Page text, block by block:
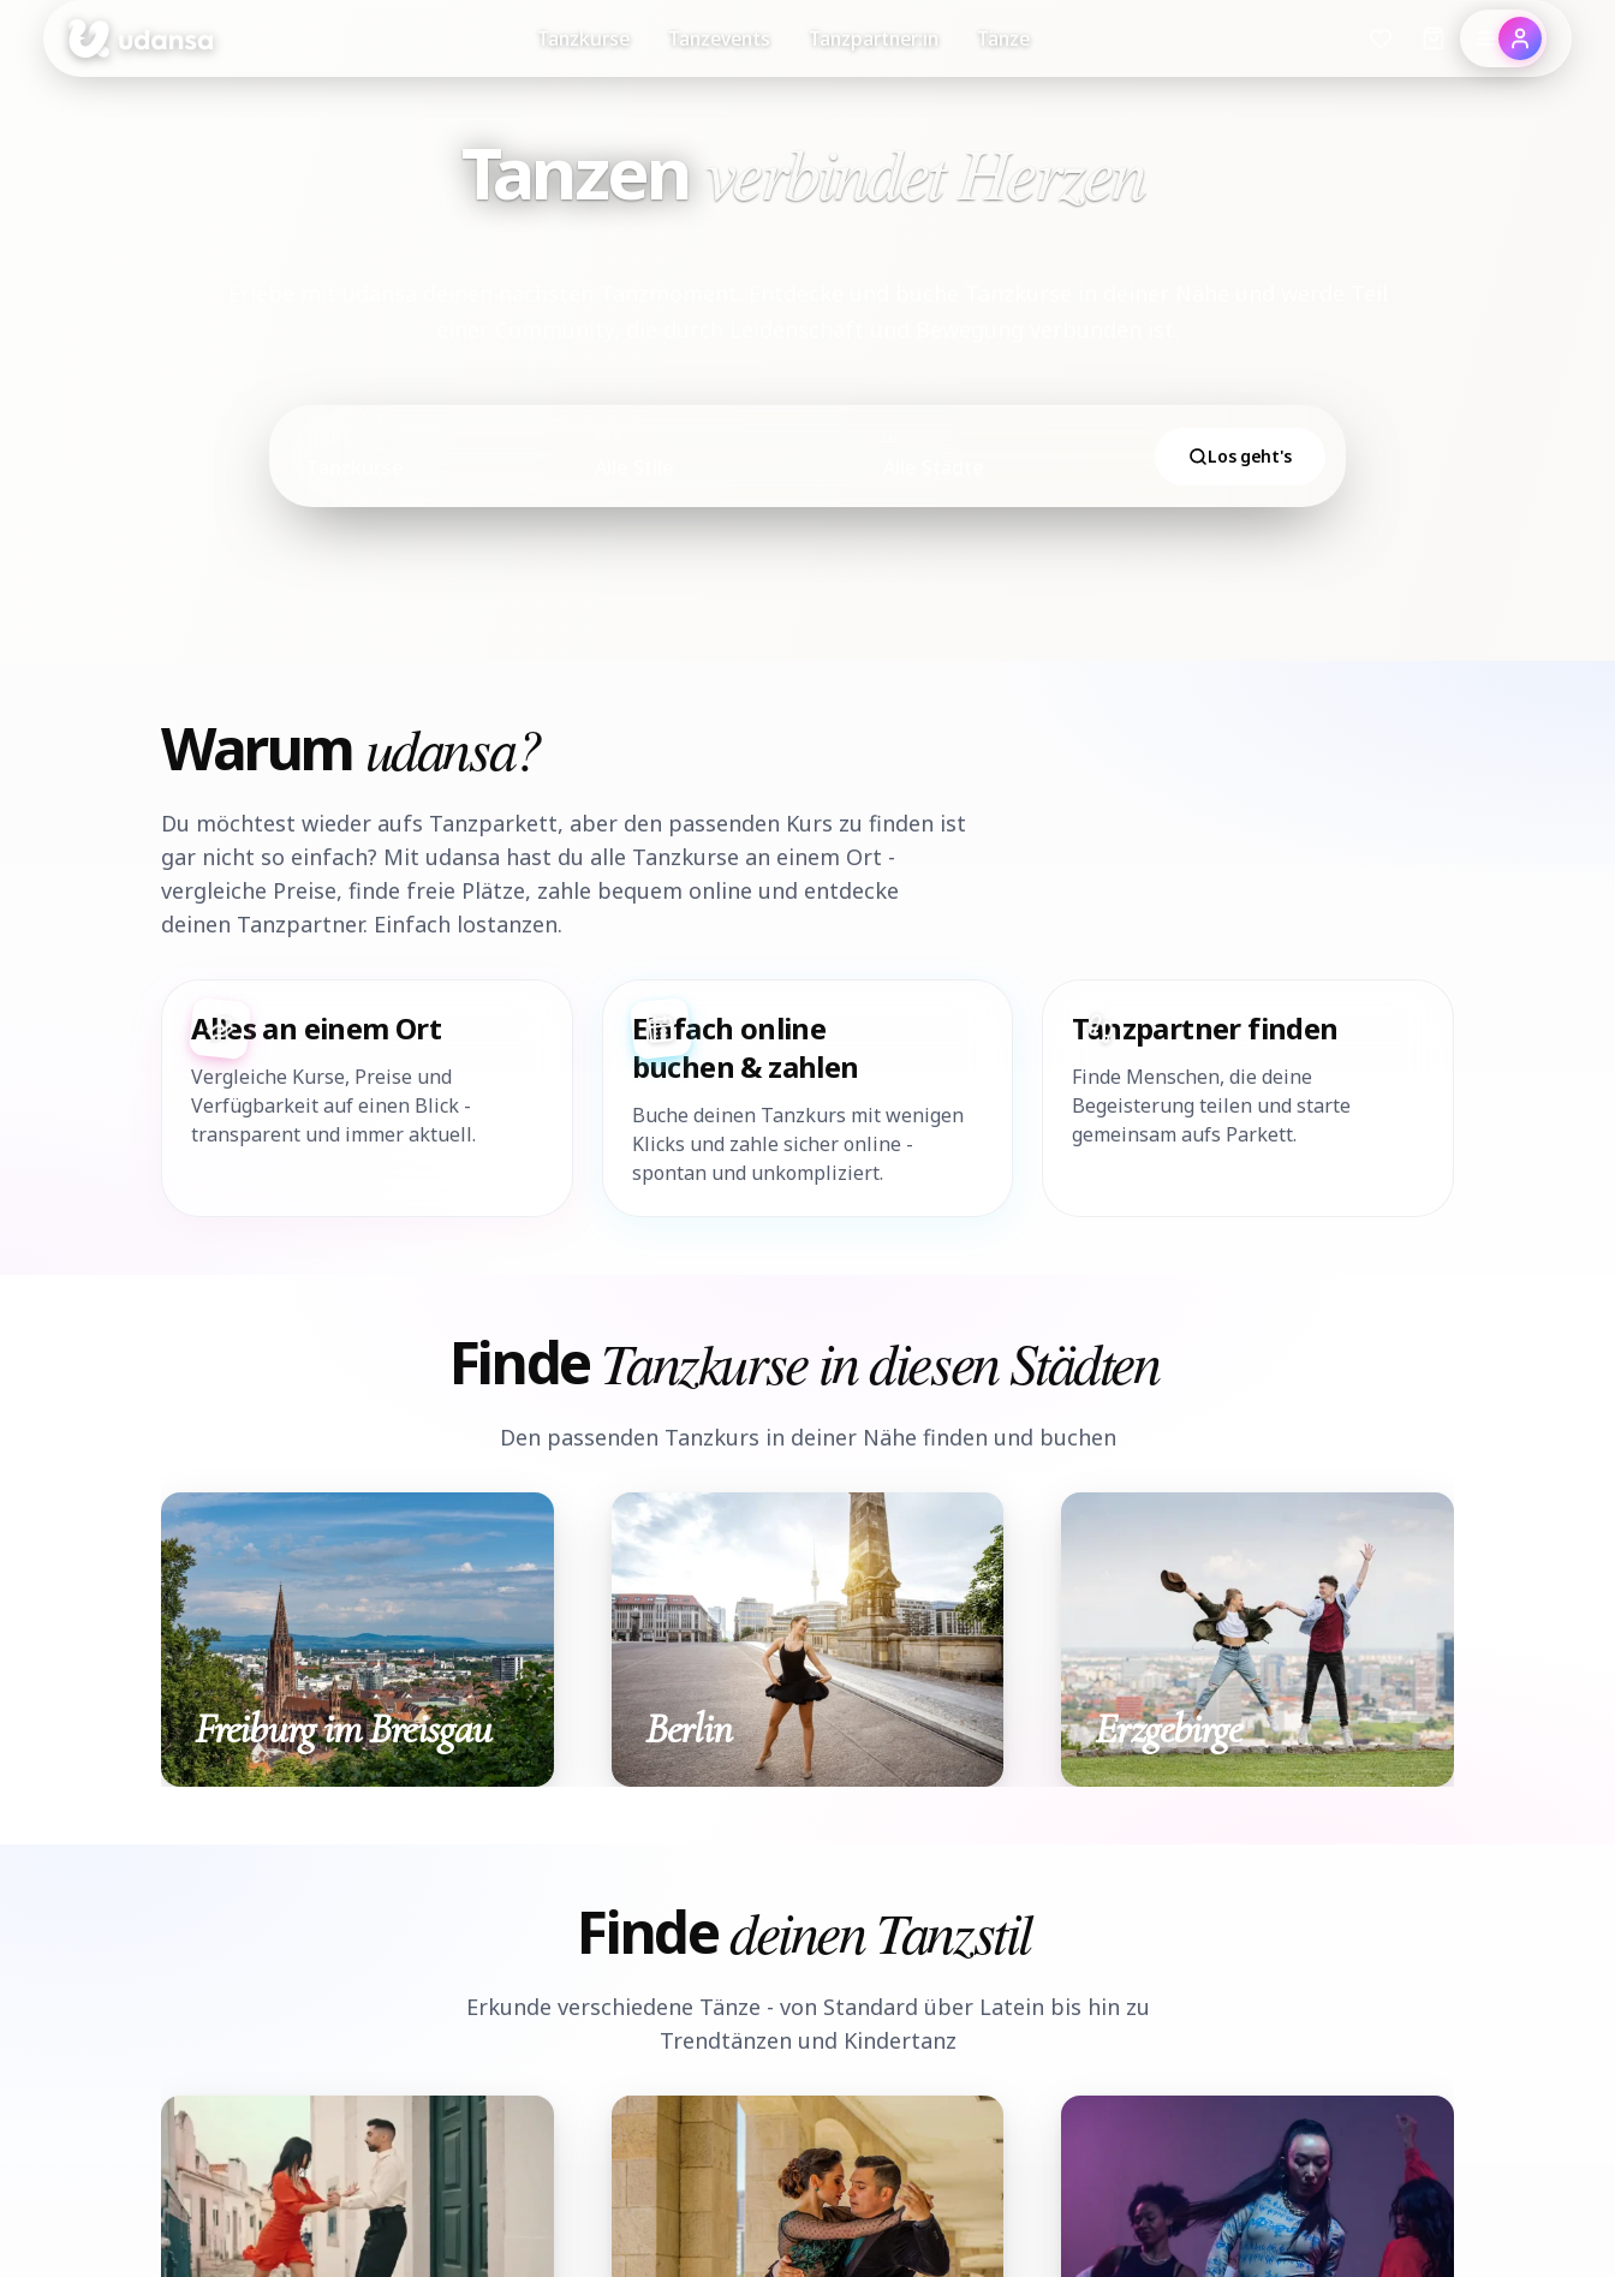
accessibility.skipToMainContent Tanzkurse Tanzevents Tanzpartner:in Tänze
Tanzenverbindet Herzen
Los geht's
Warum udansa?
Du möchtest wieder aufs Tanzparkett, aber den passenden Kurs zu finden ist
gar nicht so einfach? Mit udansa hast du alle Tanzkurse an einem Ort -
vergleiche Preise, finde freie Plätze, zahle bequem online und entdecke
deinen Tanzpartner. Einfach lostanzen.
Alles an einem Ort
Vergleiche Kurse, Preise und
Verfügbarkeit auf einen Blick -
transparent und immer aktuell.
Einfach online
buchen & zahlen
Buche deinen Tanzkurs mit wenigen
Klicks und zahle sicher online -
spontan und unkompliziert.
Tanzpartner finden
Finde Menschen, die deine
Begeisterung teilen und starte
gemeinsam aufs Parkett.
FindeTanzkurse in diesen Städten
Den passenden Tanzkurs in deiner Nähe finden und buchen
Freiburg im Breisgau Berlin Erzgebirge
Findedeinen Tanzstil
Erkunde verschiedene Tänze - von Standard über Latein bis hin zu
Trendtänzen und Kindertanz